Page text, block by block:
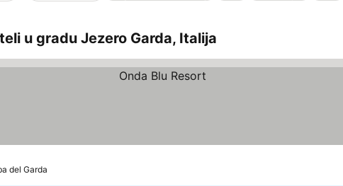
u gradu Jezero Garda, Italija
del Garda